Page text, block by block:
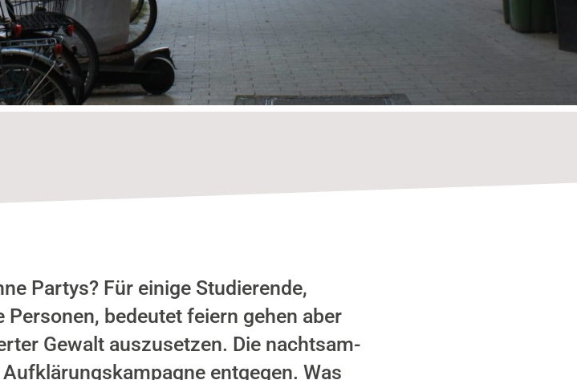
Partys? Für einige Studierende,
bedeutet feiern gehen aber
Gewalt auszusetzen. Die nachtsam-
entgegen. Was